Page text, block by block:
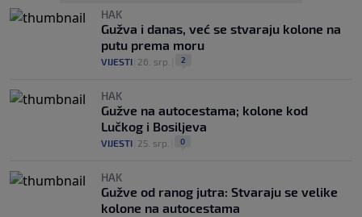
HAK
Gužva i danas, već se stvaraju kolone na
putu prema moru
VIJESTI 26. srp. 2
HAK
Gužve na autocestama; kolone kod
Lučkog i Bosiljeva
VIJESTI 25. srp. 0
HAK
Gužve od ranog jutra: Stvaraju se velike
kolone na autocestama